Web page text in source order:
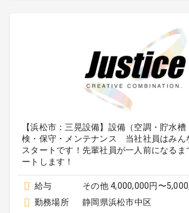
【浜松市：三晃設備】設備（空調・貯水
検・保守・メンテナンス 当社社員はみん
スタートです！先輩社員が一人前になるま
ートします！
給与
その他 4,000,000円〜
勤務場所
静岡県浜松市中区